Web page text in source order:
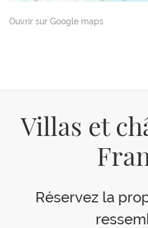
Ouvrir sur Google maps
Villas et
Réservez la